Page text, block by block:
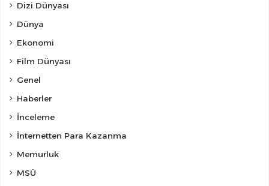
Dizi Dünyası
Dünya
Ekonomi
Film Dünyası
Genel
Haberler
İnceleme
İnternetten Para Kazanma
Memurluk
MSÜ